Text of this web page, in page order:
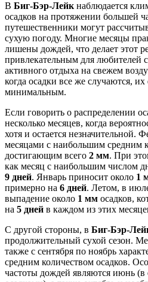
В Биг-Бэр-Лейк наблюдается
осадков на протяжении большей
путешественники могут
сухую погоду. Многие месяцы
лишены дождей, что делает этот
привлекательным для любителей
активного отдыха на свежем
когда осадки все же случаются, их
минимальным.
Если говорить о распределении
несколько месяцев, когда
хотя и остается незначительной.
месяцами с наибольшим средним
достигающим всего 2 мм. При
как месяц с наибольшим числом
9 дней. Январь приносит около 1
примерно на 6 дней. Летом, в
выпадение около 1 мм осадков,
на 5 дней в каждом из этих
С другой стороны, в Биг-Бэр-
продолжительный сухой сезон.
также с сентября по ноябрь
средним количеством осадков.
частоты дождей являются июнь (в